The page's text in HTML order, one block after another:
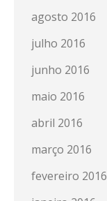
agosto 2016
julho 2016
junho 2016
maio 2016
abril 2016
março 2016
fevereiro 2016